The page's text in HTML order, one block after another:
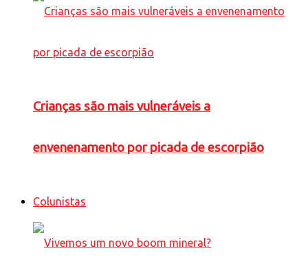
Crianças são mais vulneráveis a
envenenamento por picada de escorpião
Colunistas